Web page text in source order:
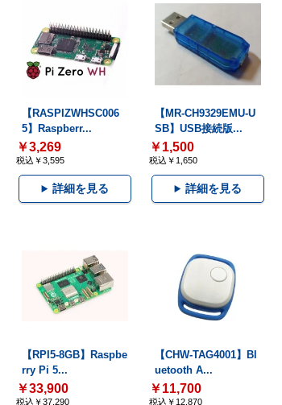
【RASPIZWHSC006
5】Raspberr...
￥3,269
税込￥3,595
詳細を見る
【MR-CH9329EMU-U
SB】USB接続版...
￥1,500
税込￥1,650
詳細を見る
【RPI5-8GB】Raspbe
rry Pi 5...
￥33,900
税込￥37,290
【CHW-TAG4001】Bl
uetooth A...
￥11,700
税込￥12,870